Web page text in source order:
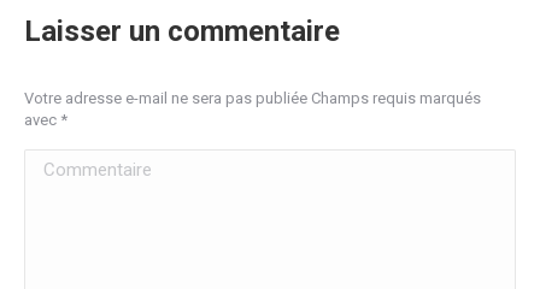
Laisser un commentaire
Votre adresse e-mail ne sera pas publiée Champs requis marqués
avec *
Commentaire